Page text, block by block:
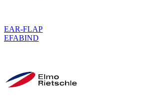
EAR-FLAP
EFABIND